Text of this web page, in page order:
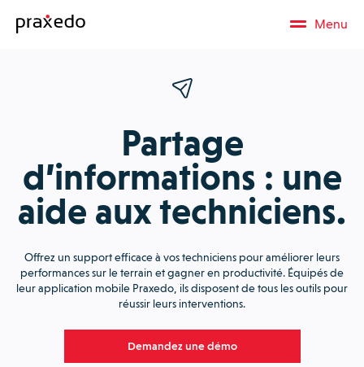
Menu
Partage
d’informations : une
aide aux techniciens.
Offrez un support efficace à vos techniciens pour améliorer leurs
performances sur le terrain et gagner en productivité. Équipés de
leur application mobile Praxedo, ils disposent de tous les outils pour
réussir leurs interventions.
Demandez une démo